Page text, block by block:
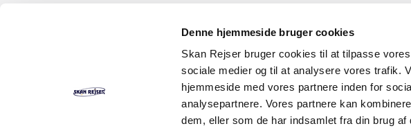
Denne hjemmeside bruger cookies
Skan Rejser bruger cookies til at tilpasse
sociale medier og til at analysere vores trafik.
hjemmeside med vores partnere inden for
analysepartnere. Vores partnere kan
dem, eller som de har indsamlet fra din brug af